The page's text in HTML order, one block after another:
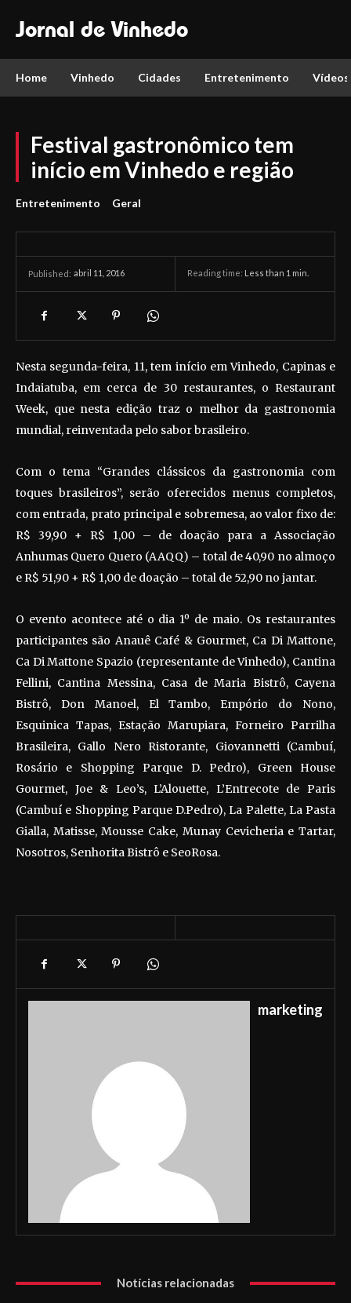
Jornal de Vinhedo
Home Vinhedo Cidades Entretenimento Vídeos
Festival gastronômico tem
início em Vinhedo e região
Entretenimento Geral
Published: abril 11, 2016 Reading time: Less than 1 min.
Nesta segunda-feira, 11, tem início em Vinhedo, Capinas e
Indaiatuba, em cerca de 30 restaurantes, o Restaurant
Week, que nesta edição traz o melhor da gastronomia
mundial, reinventada pelo sabor brasileiro.
Com o tema “Grandes clássicos da gastronomia com
toques brasileiros”, serão oferecidos menus completos,
com entrada, prato principal e sobremesa, ao valor fixo de:
R$ 39,90 + R$ 1,00 – de doação para a Associação
Anhumas Quero Quero (AAQQ) – total de 40,90 no almoço
e R$ 51,90 + R$ 1,00 de doação – total de 52,90 no jantar.
O evento acontece até o dia 1º de maio. Os restaurantes
participantes são Anauê Café & Gourmet, Ca Di Mattone,
Ca Di Mattone Spazio (representante de Vinhedo), Cantina
Fellini, Cantina Messina, Casa de Maria Bistrô, Cayena
Bistrô, Don Manoel, El Tambo, Empório do Nono,
Esquinica Tapas, Estação Marupiara, Forneiro Parrilha
Brasileira, Gallo Nero Ristorante, Giovannetti (Cambuí,
Rosário e Shopping Parque D. Pedro), Green House
Gourmet, Joe & Leo’s, L’Alouette, L’Entrecote de Paris
(Cambuí e Shopping Parque D.Pedro), La Palette, La Pasta
Gialla, Matisse, Mousse Cake, Munay Cevicheria e Tartar,
Nosotros, Senhorita Bistrô e SeoRosa.
marketing
Notícias relacionadas